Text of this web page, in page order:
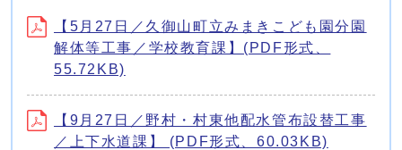
【5月27日／久御山町立みまきこども園分園
解体等工事／学校教育課】(PDF形式、
55.72KB)
【9月27日／野村・村東他配水管布設替工事
／上下水道課】 (PDF形式、60.03KB)